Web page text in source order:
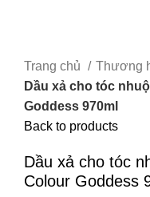
Trang chủ Thương
Dầu xả cho tóc
Goddess 970ml
Back to products
Dầu xả cho tóc
Colour Goddess